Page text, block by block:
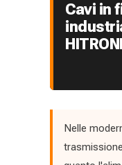
Cavi in
Nelle